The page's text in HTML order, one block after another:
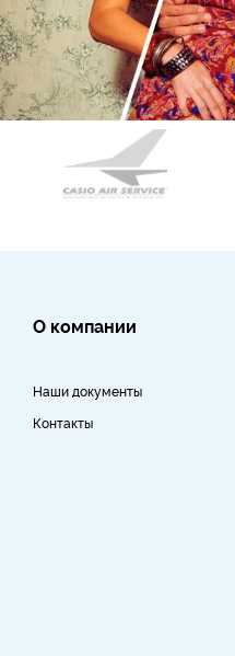
О компании
Наши документы
Контакты